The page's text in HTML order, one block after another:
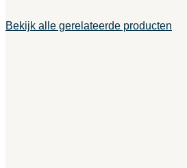
Bekijk alle gerelateerde producten